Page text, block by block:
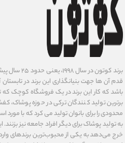
برند
قدم آن ها جهت بنیانگذاری این برند در
برترین تولید کنندگان ترکی در حوزه
محدودی را برای بانوان تولید می کرد که با
به تولید پوشاک برای دیگر افراد جامعه نیز